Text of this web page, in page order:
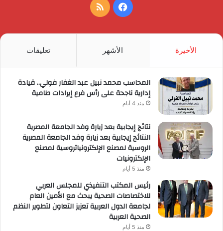
فيسبوكملخص
الأخيرة الأشهر تعليقات
المحاسب محمد نبيل عبد الغفار فولي.. قيادة
إدارية ناجحة على رأس فرع إيرادات طامية
منذ 4 أيام
نتائج إيجابية بعد زيارة وفد الجامعة المصرية
النتائج إيجابية بعد زيارة وفد الجامعة المصرية
الروسية لمصنع الإلكترونياتروسية لمصنع
الإلكترونيات
منذ 5 أيام
رئيس المكتب التنفيذي للمجلس العربي
للاختصاصات الصحية يبحث مع الأمين العام
لجامعة الدول العربية تعزيز التعاون لتطوير النظم
الصحية العربية
منذ 5 أيام